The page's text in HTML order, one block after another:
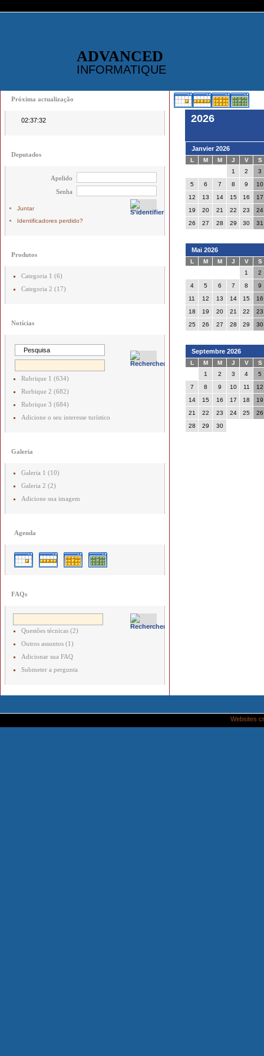
ADVANCED
INFORMATIQUE
Próxima actualização
02:37:32
Deputados
Apelido
Senha
Juntar
Identificadores perdido?
Produtos
Categoria 1 (6)
Categoria 2 (17)
Notícias
Rubrique 1 (634)
Rurbique 2 (682)
Rubrique 3 (684)
Adicione o seu interesse turístico
Galeria
Galeria 1 (10)
Galeria 2 (2)
Adicione sua imagem
Agenda
FAQs
Questões técnicas (2)
Outros assuntos (1)
Adicionar sua FAQ
Submeter a pergunta
2026
Janvier 2026
L M M J V
S
1
2
3
5
6 7 8 9
10
12
13 14 15 16
17
19
20 21 22 23
24
26
27 28 29 30 31
Mai 2026
L M M J V
S
1
2
4
5 6 7 8
9
11
12 13 14 15
16
18
19 20 21 22
23
25
26 27 28 29 30
Septembre 2026
L M M J V
S
1
2 3 4
5
7
8 9 10 11
12
14
15 16 17 18
19
21
22 23 24 25
26
28
29 30
Websites